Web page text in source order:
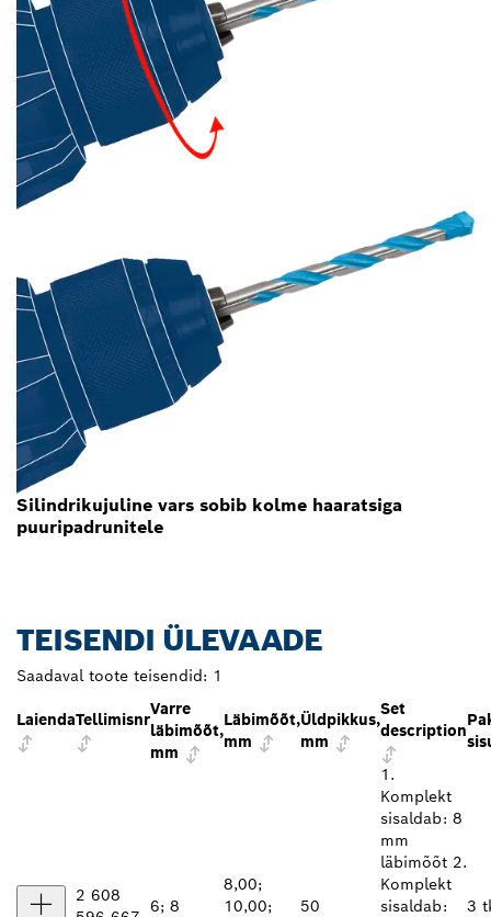
Silindrikujuline vars sobib kolme haaratsiga
puuripadrunitele
TEISENDI ÜLEVAADE
Saadaval toote teisendid: 1
LaiendaTellimisnr
Varre
läbimõõt,
mm
Läbimõõt,
mm
Üldpikkus,
mm
Set
description
2 608
6; 8
8,00;
10,00;
50
1.
Komplekt
sisaldab: 8
mm
läbimõõt 2.
Komplekt
sisaldab:
3